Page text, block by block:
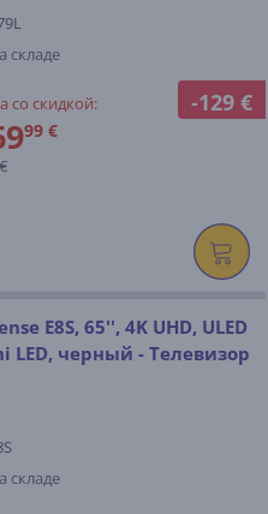
-129 €
складе
со скидкой:
99 €
E8S, 65'', 4K UHD, ULED
LED, черный - Телевизор
складе